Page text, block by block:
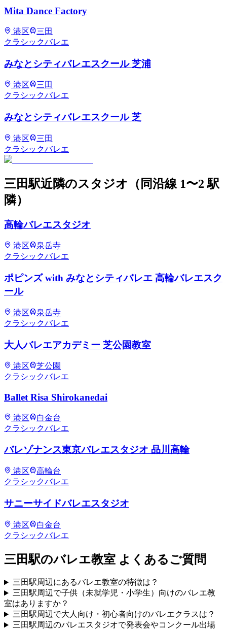
Mita Dance Factory
港区
三田
クラシックバレエ
みなとシティバレエスクール 芝浦
港区
三田
クラシックバレエ
みなとシティバレエスクール 芝
港区
三田
クラシックバレエ
三田駅近隣のスタジオ （同沿線 1〜2 駅
隣）
高輪バレエスタジオ
港区
泉岳寺
クラシックバレエ
ポピンズ with みなとシティバレエ 高輪バレエスク
ール
港区
泉岳寺
クラシックバレエ
大人バレエアカデミー 芝公園教室
港区
芝公園
クラシックバレエ
Ballet Risa Shirokanedai
港区
白金台
クラシックバレエ
バレゾナンス東京バレエスタジオ 品川高輪
港区
高輪台
クラシックバレエ
サニーサイドバレエスタジオ
港区
白金台
クラシックバレエ
三田駅のバレエ教室 よくあるご質問
三田駅周辺にあるバレエ教室の特徴は？
三田駅周辺で子供（未就学児・小学生）向けのバレエ教
室はありますか？
三田駅周辺で大人向け・初心者向けのバレエクラスは？
三田駅周辺のバレエスタジオで発表会やコンクール出場